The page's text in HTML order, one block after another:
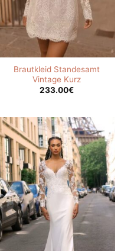
Brautkleid Standesamt
Vintage Kurz
233.00€